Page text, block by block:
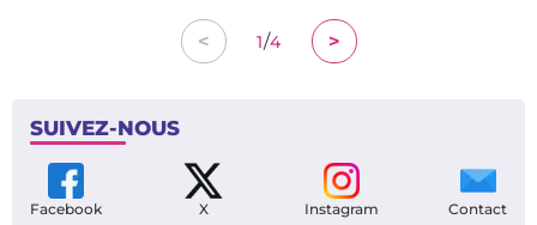
< 1/4 >
SUIVEZ-NOUS
Facebook X Instagram Contact